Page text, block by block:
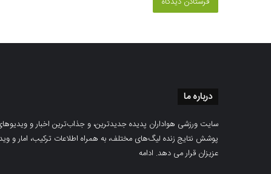
درباره ما
سایت ورزشی هواداران پدیده جدیدترین، و جذاب‌ترین اخبار و
پوشش نتایج زنده لیگ‌های مختلف، به همراه اطلاعات ترکیب، امار و
عزیزان قرار می دهد. ادامه